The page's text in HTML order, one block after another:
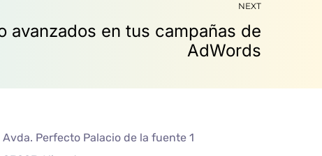
NEXT
Avda. Perfecto Palacio de la fuente 1